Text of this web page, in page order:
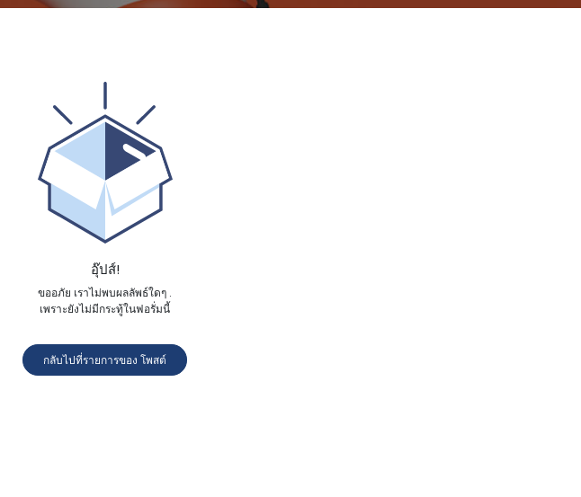
อุ๊ปส์!
ขออภัย เราไม่พบผลลัพธ์ใดๆ .
เพราะยังไม่มีกระทู้ในฟอรั่มนี้
กลับไปที่รายการของ โพสต์